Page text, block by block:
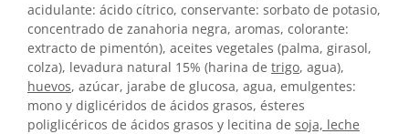
acidulante: ácido cítrico, conservante: sorbato de potasio,
concentrado de zanahoria negra, aromas, colorante:
extracto de pimentón), aceites vegetales (palma, girasol,
colza), levadura natural 15% (harina de trigo, agua),
huevos, azúcar, jarabe de glucosa, agua, emulgentes:
mono y diglicéridos de ácidos grasos, ésteres
poliglicéricos de ácidos grasos y lecitina de soja, leche